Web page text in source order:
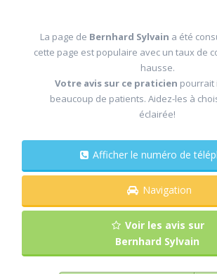
La page de Bernhard Sylvain a été
cette page est populaire avec un taux de
hausse.
Votre avis sur ce praticien pourrait
beaucoup de patients. Aidez-les à
éclairée!
Afficher le numéro de
Navigation
Voir les avis sur
Bernhard Sylvain